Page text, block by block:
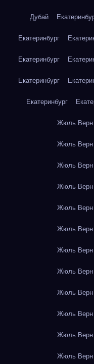
Дубай
Екатеринбург
Екатеринбург
Екатеринбург
Екатеринбург
Жюль Верн
Жюль Верн
Жюль Верн
Жюль Верн
Жюль Верн
Жюль Верн
Жюль Верн
Жюль Верн
Жюль Верн
Жюль Верн
Жюль Верн
Жюль Верн